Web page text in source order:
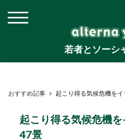
若者とソーシ
おすすめ記事 起こり得る気候危機を
起こり得る気候危機
47景